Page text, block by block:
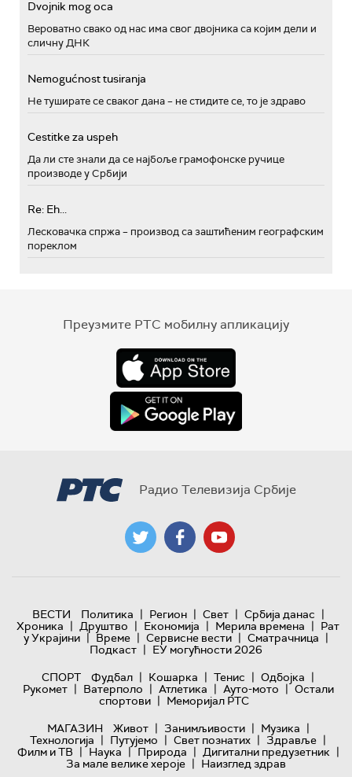
Dvojnik mog oca
Вероватно свако од нас има свог двојника са којим дели и
сличну ДНК
Nemogućnost tusiranja
Не туширате се сваког дана – не стидите се, то је здраво
Cestitke za uspeh
Да ли сте знали да се најбоље грамофонске ручице
производе у Србији
Re: Eh...
Лесковачка спржа – производ са заштићеним географским
пореклом
Преузмите РТС мобилну апликацију
Радио Телевизија Србије
ВЕСТИ Политика | Регион | Свет | Србија данас |
Хроника | Друштво | Економија | Мерила времена | Рат
у Украјини | Време | Сервисне вести | Сматрачница |
Подкаст | ЕУ могућности 2026
СПОРТ
Фудбал | Кошарка | Тенис | Одбојка |
Рукомет | Ватерполо | Атлетика | Ауто-мото | Остали
спортови | Меморијал РТС
МАГАЗИН
Живот | Занимљивости | Музика |
Технологијa | Путујемо | Свет познатих | Здравље |
Филм и ТВ | Наука | Природа | Дигитални предузетник |
За мале велике хероје | Наизглед здрав